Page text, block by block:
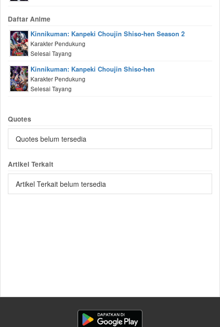
Daftar Anime
Kinnikuman: Kanpeki Chоujin Shiso-hen Season 2
Karakter Pendukung
Selesai Tayang
Kinnikuman: Kanpeki Chоujin Shiso-hen
Karakter Pendukung
Selesai Tayang
Quotes
Quotes belum tersedia
Artikel Terkait
Artikel Terkait belum tersedia